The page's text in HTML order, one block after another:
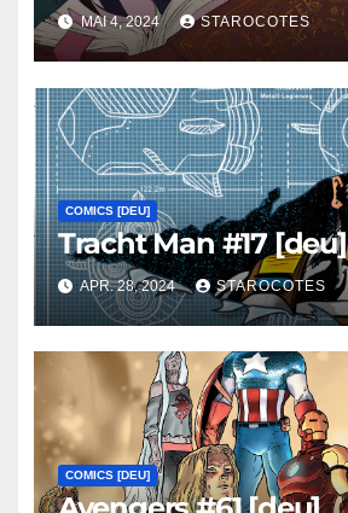
MAI 4, 2024 STAROCOTES
COMICS [DEU]
Tracht Man #17 [deu]
APR. 28, 2024 STAROCOTES
COMICS [DEU]